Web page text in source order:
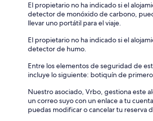
El propietario no ha indicado si el
detector de monóxido de carbono,
llevar uno portátil para el viaje.
El propietario no ha indicado si el
detector de humo.
Entre los elementos de seguridad de
incluye lo siguiente: botiquín de
Nuestro asociado, Vrbo, gestiona este
un correo suyo con un enlace a tu
puedas modificar o cancelar tu reserva